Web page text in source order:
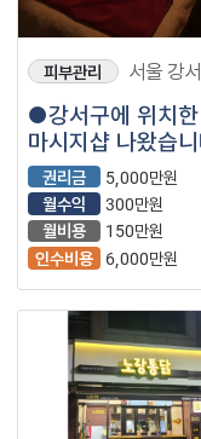
피부관리 서울 강
●강서구에 위치한
마시지샵 나왔습
권리금
5,000만원
월수익
300만원
월비용
150만원
인수비용
6,000만원